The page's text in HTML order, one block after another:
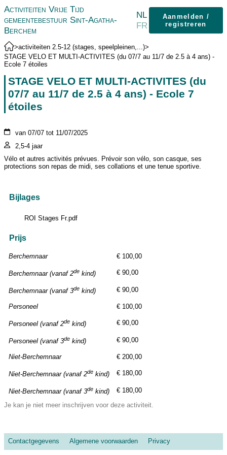
Activiteiten Vrije Tijd
gemeentebestuur Sint-Agatha-
Berchem
NL
FR
Aanmelden /
registreren
>activiteiten 2.5-12 (stages, speelpleinen,...)>
STAGE VELO ET MULTI-ACTIVITES (du 07/7 au 11/7 de 2.5 à 4 ans) -
Ecole 7 étoiles
STAGE VELO ET MULTI-ACTIVITES (du
07/7 au 11/7 de 2.5 à 4 ans) - Ecole 7
étoiles
van 07/07 tot 11/07/2025
2,5-4 jaar
Vélo et autres activités prévues. Prévoir son vélo, son casque, ses
protections son repas de midi, ses collations et une tenue sportive.
Bijlages
ROI Stages Fr.pdf
Prijs
Berchemnaar € 100,00
Berchemnaar (vanaf 2de kind) € 90,00
Berchemnaar (vanaf 3de kind) € 90,00
Personeel € 100,00
Personeel (vanaf 2de kind) € 90,00
Personeel (vanaf 3de kind) € 90,00
Niet-Berchemnaar € 200,00
Niet-Berchemnaar (vanaf 2de kind) € 180,00
Niet-Berchemnaar (vanaf 3de kind)
€ 180,00
Je kan je niet meer inschrijven voor deze activiteit.
Contactgegevens Algemene voorwaarden Privacy